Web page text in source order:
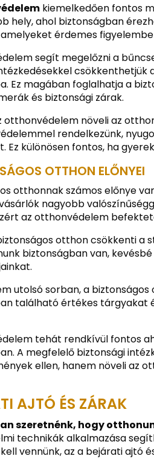
kiemelkedően fontos
hely, ahol biztonságban
érdemes figyelembe
segít megelőzni a
csökkenthetjük
Ez magában foglalhatja a
és biztonsági zárak.
otthonvédelem növeli az
rendelkezünk,
Ez különösen fontos, ha
OTTHON ELŐNYEI
otthonnak számos előnye
nagyobb
az otthonvédelem
otthon csökkenti a
biztonságban van,
utolsó sorban, a
található értékes tárgyakat
tehát rendkívül fontos
A megfelelő biztonsági
ellen, hanem növeli az
AJTÓ ÉS ZÁRAK
szeretnénk, hogy
technikák alkalmazása
vennünk, az a bejárati ajtó